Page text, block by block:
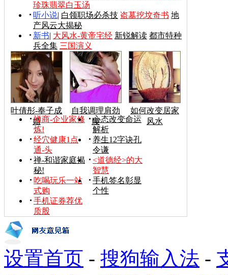
珍珠翡翠白玉汤
听小说| 白领职场必杀技 盗墓挖坟奇书 地
产风云大揭秘
新书| 大风水-黄帝宅经 新锐解读 都市特种
兵全集 三国演义
叶倩彤-奉子成
婚
自我调理肩劲
腰
如何改变居家
风水
禅商-企业家修
炼!
心态改变命运
解析
经穴健康1点
通-头
养生12字诀孔
令谦
禅-和谐家庭揭
秘!
<道德经>的大
智慧
吃喝玩乐一站
式购
手机签名彰显
个性
手机证券荐优
质股
设置首页 - 搜狗输入法 -